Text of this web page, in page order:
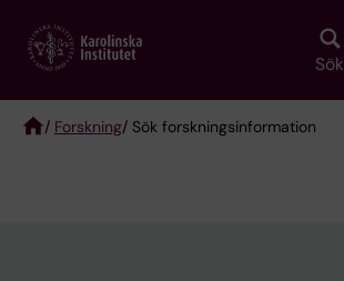
main
Sök
/ Forskning/ Sök forskningsinformation